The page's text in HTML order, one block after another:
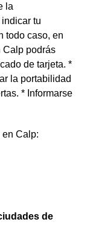
la
tu
todo caso, en
Calp podrás
de tarjeta. *
la portabilidad
* Informarse
en Calp:
de